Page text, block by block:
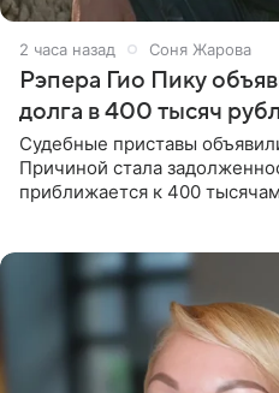
2 часа назад Соня Жарова
Рэпера Гио Пику
долга в 400 тысяч
Судебные приставы
Причиной стала
приближается к 400